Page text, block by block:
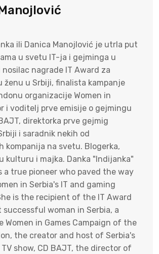
ili Danica Manojlović je utrla put
u svetu IT-ja i gejminga u
nagrade IT Award za
ženu u Srbiji, finalista kampanje
organizacije Women in
i voditelj prve emisije o gejmingu
direktorka prve gejmig
i saradnik nekih od
kompanija na svetu. Blogerka,
kulturu i majka. Danka "Indijanka"
a true pioneer who paved the way
in Serbia's IT and gaming
is the recipient of the IT Award
woman in Serbia, a
Women in Games Campaign of the
the creator and host of Serbia's
show, CD BAJT, the director of